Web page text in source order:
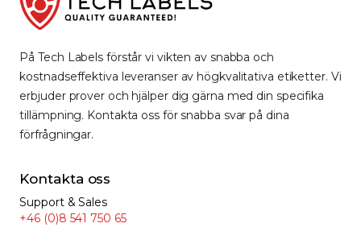
På Tech Labels förstår vi vikten av snabba och
kostnadseffektiva leveranser av högkvalitativa etiketter. Vi
erbjuder prover och hjälper dig gärna med din specifika
tillämpning. Kontakta oss för snabba svar på dina
förfrågningar.
Kontakta oss
Support & Sales
+46 (0)8 541 750 65